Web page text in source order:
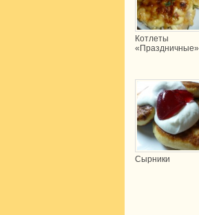
Котлеты
«Праздничные»
Сырники